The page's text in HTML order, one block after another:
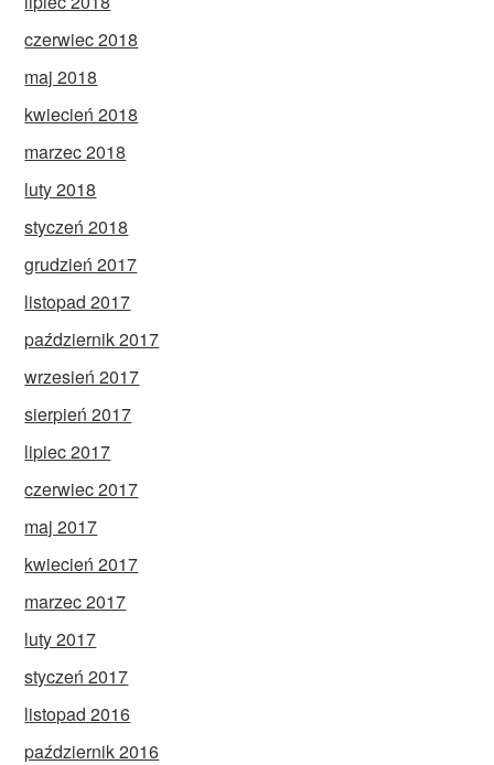
czerwiec 2018
maj 2018
kwiecień 2018
marzec 2018
luty 2018
styczeń 2018
grudzień 2017
listopad 2017
październik 2017
wrzesień 2017
sierpień 2017
lipiec 2017
czerwiec 2017
maj 2017
kwiecień 2017
marzec 2017
luty 2017
styczeń 2017
listopad 2016
październik 2016